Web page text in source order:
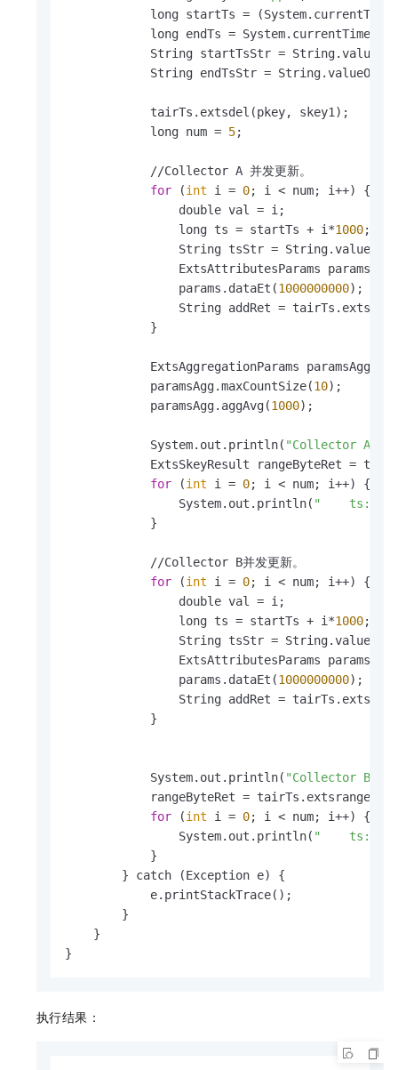
long startTs =
long endTs =
String startTsStr =
String endTsStr =
            tairTs.extsdel(pkey, skey1);
            long num =
5;
            //Collector A 并发更新。
for (int i = 0; i < num; i++) {
                double val = i;
                long ts = startTs + i*
1000;
String tsStr =
ExtsAttributesParams params =
                params.dataEt(
1000000000);
String addRet =
            }
ExtsAggregationParams paramsAgg =
            paramsAgg.maxCountSize(
10);
            paramsAgg.aggAvg(
1000);
            System.out.println(
"Collector A并发
ExtsSkeyResult rangeByteRet =
for (int i = 0; i < num; i++) {
                System.out.println(
"    ts: "
            }
            //Collector B并发更新。
for (int i = 0; i < num; i++) {
                double val = i;
                long ts = startTs + i*
1000;
String tsStr =
ExtsAttributesParams params =
                params.dataEt(
1000000000);
String addRet =
            }
            System.out.println(
"Collector B 并
rangeByteRet =
for (int i = 0; i < num; i++) {
                System.out.println(
"    ts: "
            }
        } catch (Exception e) {
            e.printStackTrace();
        }
    }
}
执行结果：